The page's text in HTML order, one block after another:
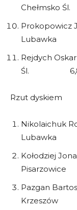
Rejdych
Śl.
Rzut dyskiem
Pazgan